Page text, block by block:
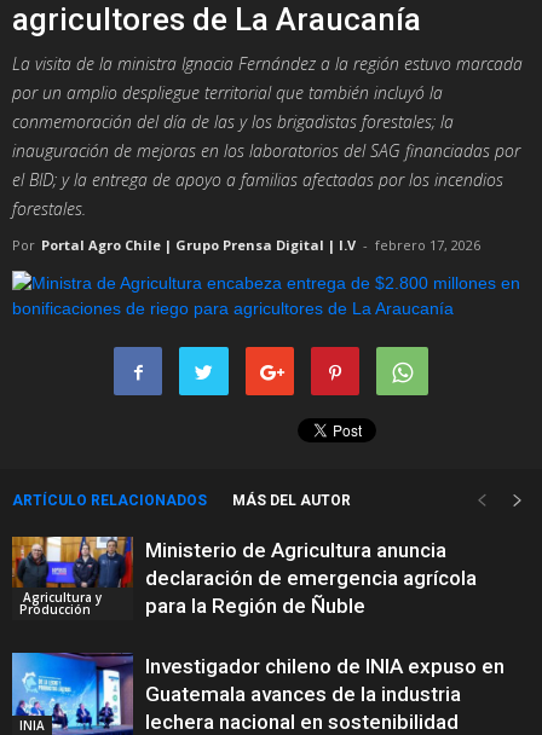
agricultores de La Araucanía
La visita de la ministra Ignacia Fernández a la región estuvo marcada
por un amplio despliegue territorial que también incluyó la
conmemoración del día de las y los brigadistas forestales; la
inauguración de mejoras en los laboratorios del SAG financiadas por
el BID; y la entrega de apoyo a familias afectadas por los incendios
forestales.
Por Portal Agro Chile | Grupo Prensa Digital | I.V - febrero 17, 2026
ARTÍCULO RELACIONADOS MÁS DEL AUTOR
Agricultura y
Producción
Ministerio de Agricultura anuncia
declaración de emergencia agrícola
para la Región de Ñuble
INIA
Investigador chileno de INIA expuso en
Guatemala avances de la industria
lechera nacional en sostenibilidad